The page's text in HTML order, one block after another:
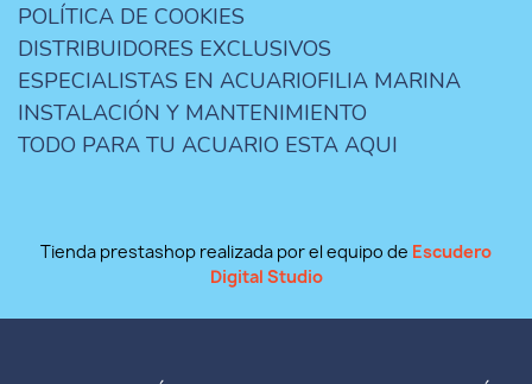
POLÍTICA DE COOKIES
DISTRIBUIDORES EXCLUSIVOS
ESPECIALISTAS EN ACUARIOFILIA MARINA
INSTALACIÓN Y MANTENIMIENTO
TODO PARA TU ACUARIO ESTA AQUI
Tienda prestashop realizada por el equipo de Escudero
Digital Studio